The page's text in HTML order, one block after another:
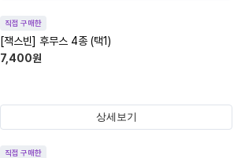
직접 구매한
[잭스빈] 후무스 4종 (택1)
7,400원
상세보기
직접 구매한